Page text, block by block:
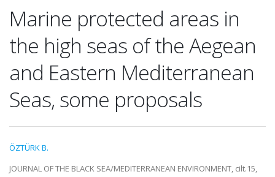
Marine protected areas in
the high seas of the Aegean
and Eastern Mediterranean
Seas, some proposals
ÖZTÜRK B.
JOURNAL OF THE BLACK SEA/MEDITERRANEAN ENVIRONMENT, cilt.15,